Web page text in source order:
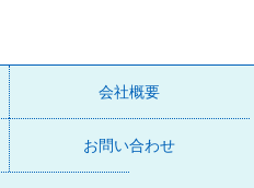
会社概要
お問い合わせ